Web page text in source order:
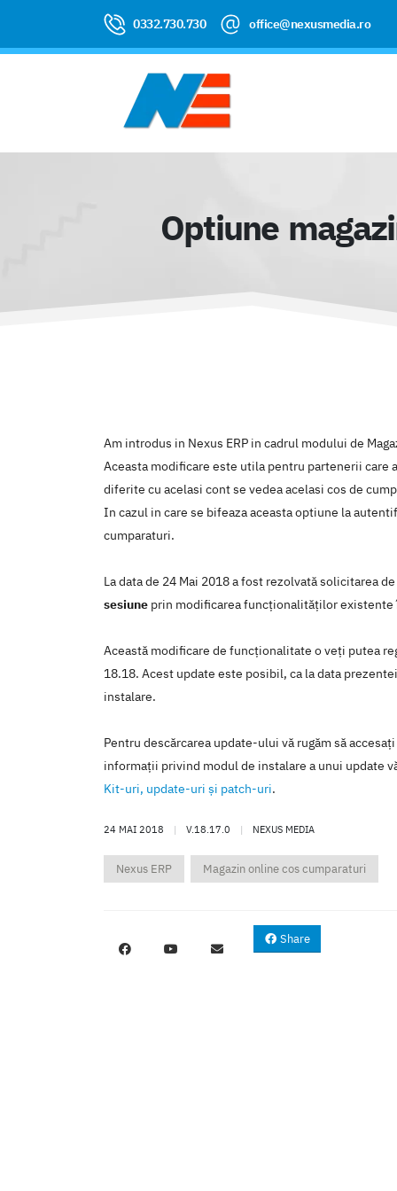
0332.730.730 office@nexusmedia.ro
Optiune
Am introdus in Nexus ERP in cadrul modului de
Aceasta modificare este utila pentru partenerii care
diferite cu acelasi cont se vedea acelasi cos de
In cazul in care se bifeaza aceasta optiune la
cumparaturi.
La data de 24 Mai 2018 a fost rezolvată solicitarea
sesiune prin modificarea funcţionalităţilor existente
Această modificare de funcţionalitate o veţi putea
18.18. Acest update este posibil, ca la data
instalare.
Pentru descărcarea update-ului vă rugăm să
informaţii privind modul de instalare a unui update
Kit-uri, update-uri şi patch-uri.
24 MAI 2018 | V.18.17.0 | NEXUS MEDIA
Nexus ERP Magazin online cos cumparaturi
Share